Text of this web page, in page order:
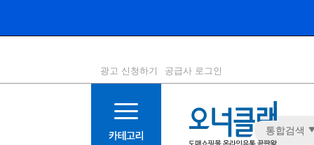
11등급
12등급
광고 신청하기 공급사 로그인
통합검색